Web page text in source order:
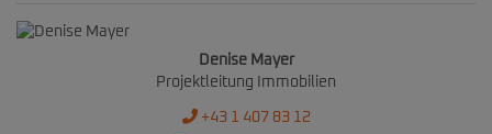
Denise Mayer
Projektleitung Immobilien
+43 1 407 83 12